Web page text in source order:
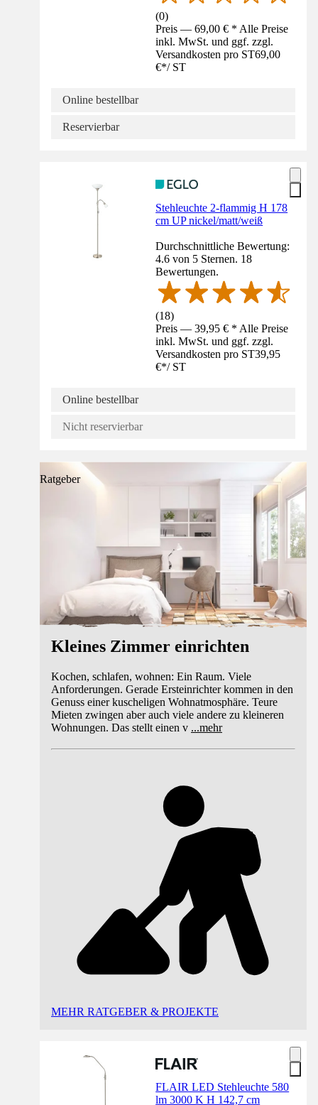
(0)
Preis — 69,00 € * Alle Preise
inkl. MwSt. und ggf. zzgl.
Versandkosten pro ST69,00
€*/ ST
Online bestellbar
Reservierbar
Stehleuchte 2-flammig H 178
cm UP nickel/matt/weiß
Durchschnittliche Bewertung:
4.6 von 5 Sternen. 18
Bewertungen.
(18)
Preis — 39,95 € * Alle Preise
inkl. MwSt. und ggf. zzgl.
Versandkosten pro ST39,95
€*/ ST
Online bestellbar
Nicht reservierbar
Ratgeber
Kleines Zimmer einrichten
Kochen, schlafen, wohnen: Ein Raum. Viele
Anforderungen. Gerade Ersteinrichter kommen in den
Genuss einer kuscheligen Wohnatmosphäre. Teure
Mieten zwingen aber auch viele andere zu kleineren
Wohnungen. Das stellt einen v ...mehr
MEHR RATGEBER & PROJEKTE
FLAIR LED Stehleuchte 580
lm 3000 K H 142,7 cm